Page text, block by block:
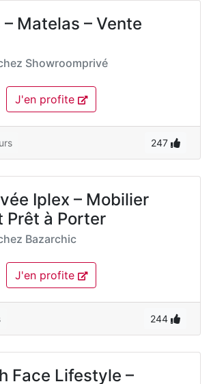
– Matelas – Vente
Showroomprivé
J'en profite
247
Iplex – Mobilier
Prêt à Porter
Bazarchic
J'en profite
244
Face Lifestyle –